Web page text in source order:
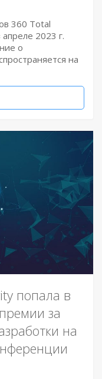
360 Total
2023 г.
о
на
попала в
за
на